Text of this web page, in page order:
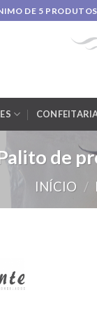
DE 5 PRODUTOS
de
INÍCIO /